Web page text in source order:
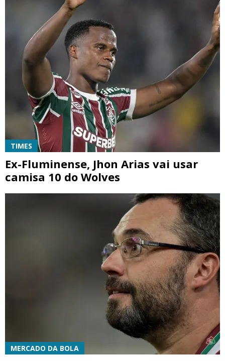
TIMES
Ex-Fluminense, Jhon Arias vai usar
camisa 10 do Wolves
MERCADO DA BOLA